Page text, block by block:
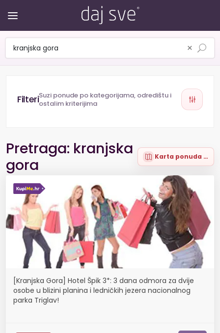
×
Suzi ponude po kategorijama, odredištu i
ostalim kriterijima
Pretraga: kranjska
gora
Karta ponuda (97)
[Kranjska Gora] Hotel Špik 3*: 3 dana odmora za dvije
osobe u blizini planina i ledničkih jezera nacionalnog
parka Triglav!